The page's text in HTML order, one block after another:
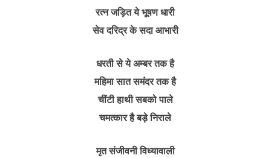
रत्न जड़ित ये भूषण धारी
सेव दरिद्र के सदा आभारी
धरती से ये अम्बर तक है
महिमा सात समंदर तक है
चींटी हाथी सबको पाले
चमत्कार है बड़े निराले
मृत संजीवनी विध्यावाली